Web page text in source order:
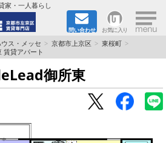
家・一人暮らし
問い合わせ お気に入り ×
生さんに
ス・メッセ 京都市上京区
東桜町
賃貸アパート
御所東